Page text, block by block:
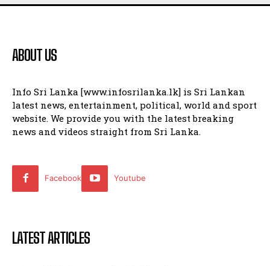
ABOUT US
Info Sri Lanka [www.infosrilanka.lk] is Sri Lankan
latest news, entertainment, political, world and sport
website. We provide you with the latest breaking
news and videos straight from Sri Lanka.
Facebook Youtube
LATEST ARTICLES